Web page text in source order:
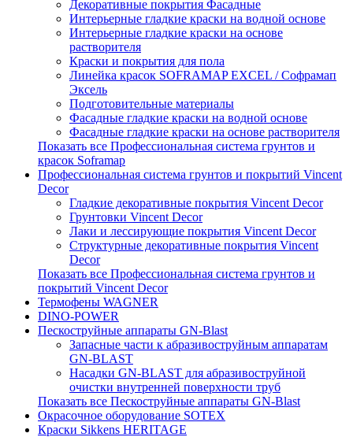
Декоративные покрытия Фасадные
Интерьерные гладкие краски на водной основе
Интерьерные гладкие краски на основе
растворителя
Краски и покрытия для пола
Линейка красок SOFRAMAP EXCEL / Софрамап
Эксель
Подготовительные материалы
Фасадные гладкие краски на водной основе
Фасадные гладкие краски на основе растворителя
Показать все Профессиональная система грунтов и
красок Soframap
Профессиональная система грунтов и покрытий Vincent
Decor
Гладкие декоративные покрытия Vincent Decor
Грунтовки Vincent Decor
Лаки и лессирующие покрытия Vincent Decor
Структурные декоративные покрытия Vincent
Decor
Показать все Профессиональная система грунтов и
покрытий Vincent Decor
Термофены WAGNER
DINO-POWER
Пескоструйные аппараты GN-Blast
Запасные части к абразивоструйным аппаратам
GN-BLAST
Насадки GN-BLAST для абразивоструйной
очистки внутренней поверхности труб
Показать все Пескоструйные аппараты GN-Blast
Окрасочное оборудование SOTEX
Краски Sikkens HERITAGE